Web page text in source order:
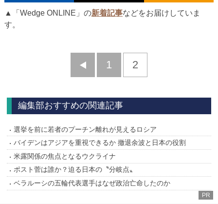
▲「Wedge ONLINE」の新着記事などをお届けしていま
す。
前
1 2
編集部おすすめの関連記事
選挙を前に若者のプーチン離れが見えるロシア
バイデンはアジアを重視できるか 撤退余波と日本の役割
米露関係の焦点となるウクライナ
ポスト菅は誰か？迫る日本の〝分岐点〟
ベラルーシの五輪代表選手はなぜ政治亡命したのか
PR